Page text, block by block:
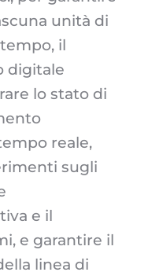
unità di
il
digitale
lo stato di
reale,
sugli
e il
e garantire il
linea di